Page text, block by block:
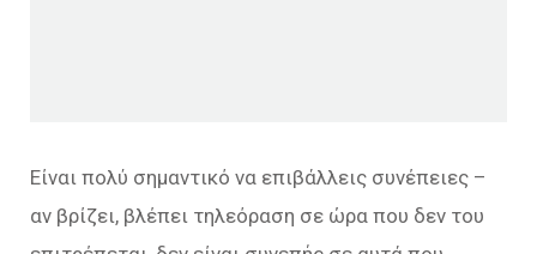
Είναι πολύ σημαντικό να επιβάλλεις συνέπειες –
αν βρίζει, βλέπει τηλεόραση σε ώρα που δεν του